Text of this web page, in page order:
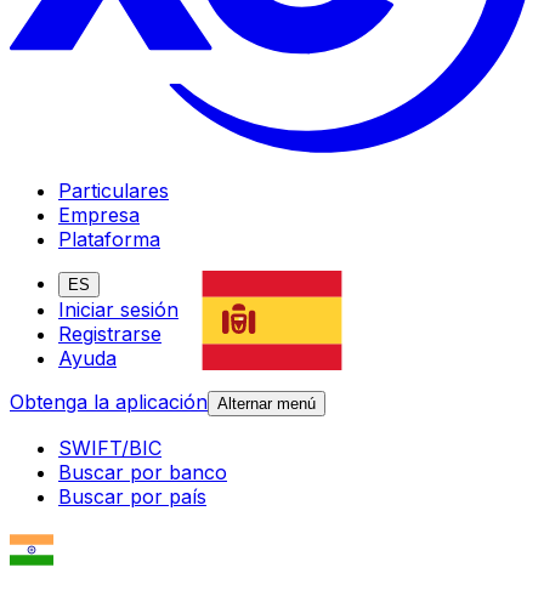
Particulares
Empresa
Plataforma
ES
Iniciar sesión
Registrarse
Ayuda
Obtenga la aplicación Alternar menú
SWIFT/BIC
Buscar por banco
Buscar por país